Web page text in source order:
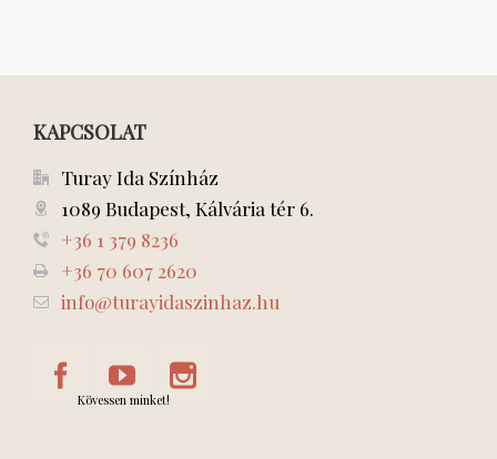
KAPCSOLAT
Turay Ida Színház
1089 Budapest, Kálvária tér 6.
+36 1 379 8236
+36 70 607 2620
info@turayidaszinhaz.hu
Kövessen minket!